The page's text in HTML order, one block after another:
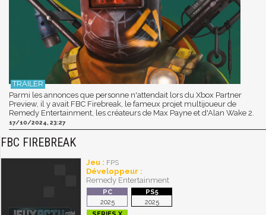
Parmi les annonces que personne n'attendait lors du Xbox Partner
Preview, il y avait FBC Firebreak, le fameux projet multijoueur de
Remedy Entertainment, les créateurs de Max Payne et d'Alan Wake 2.
17/10/2024, 23:27
FBC FIREBREAK
Jeu : FPS
Développeur :
Remedy Entertainment
2025 2025